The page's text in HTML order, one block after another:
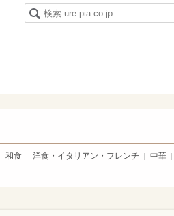
和食 洋食・イタリアン・フレンチ 中華